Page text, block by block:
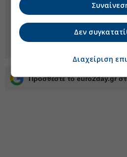
Προσθέστε το euro2day.gr
Δεν
Διαχείριση